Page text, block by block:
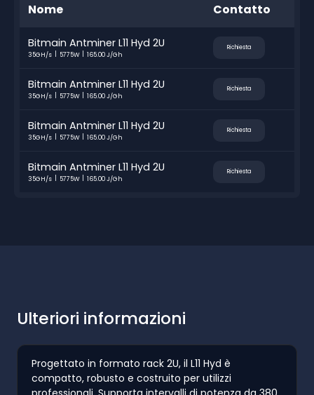
Nome Contatto
Bitmain Antminer L11 Hyd 2U
35GH/s 5775W 165.00 J/Gh
Richiesta
Bitmain Antminer L11 Hyd 2U
35GH/s 5775W 165.00 J/Gh
Richiesta
Bitmain Antminer L11 Hyd 2U
35GH/s 5775W 165.00 J/Gh
Richiesta
Bitmain Antminer L11 Hyd 2U
35GH/s 5775W 165.00 J/Gh
Richiesta
Ulteriori informazioni
Progettato in formato rack 2U, il L11 Hyd è
compatto, robusto e costruito per utilizzi